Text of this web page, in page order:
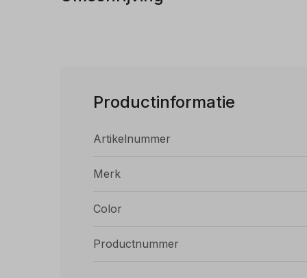
Productinformatie
Artikelnummer
Merk
Color
Productnummer